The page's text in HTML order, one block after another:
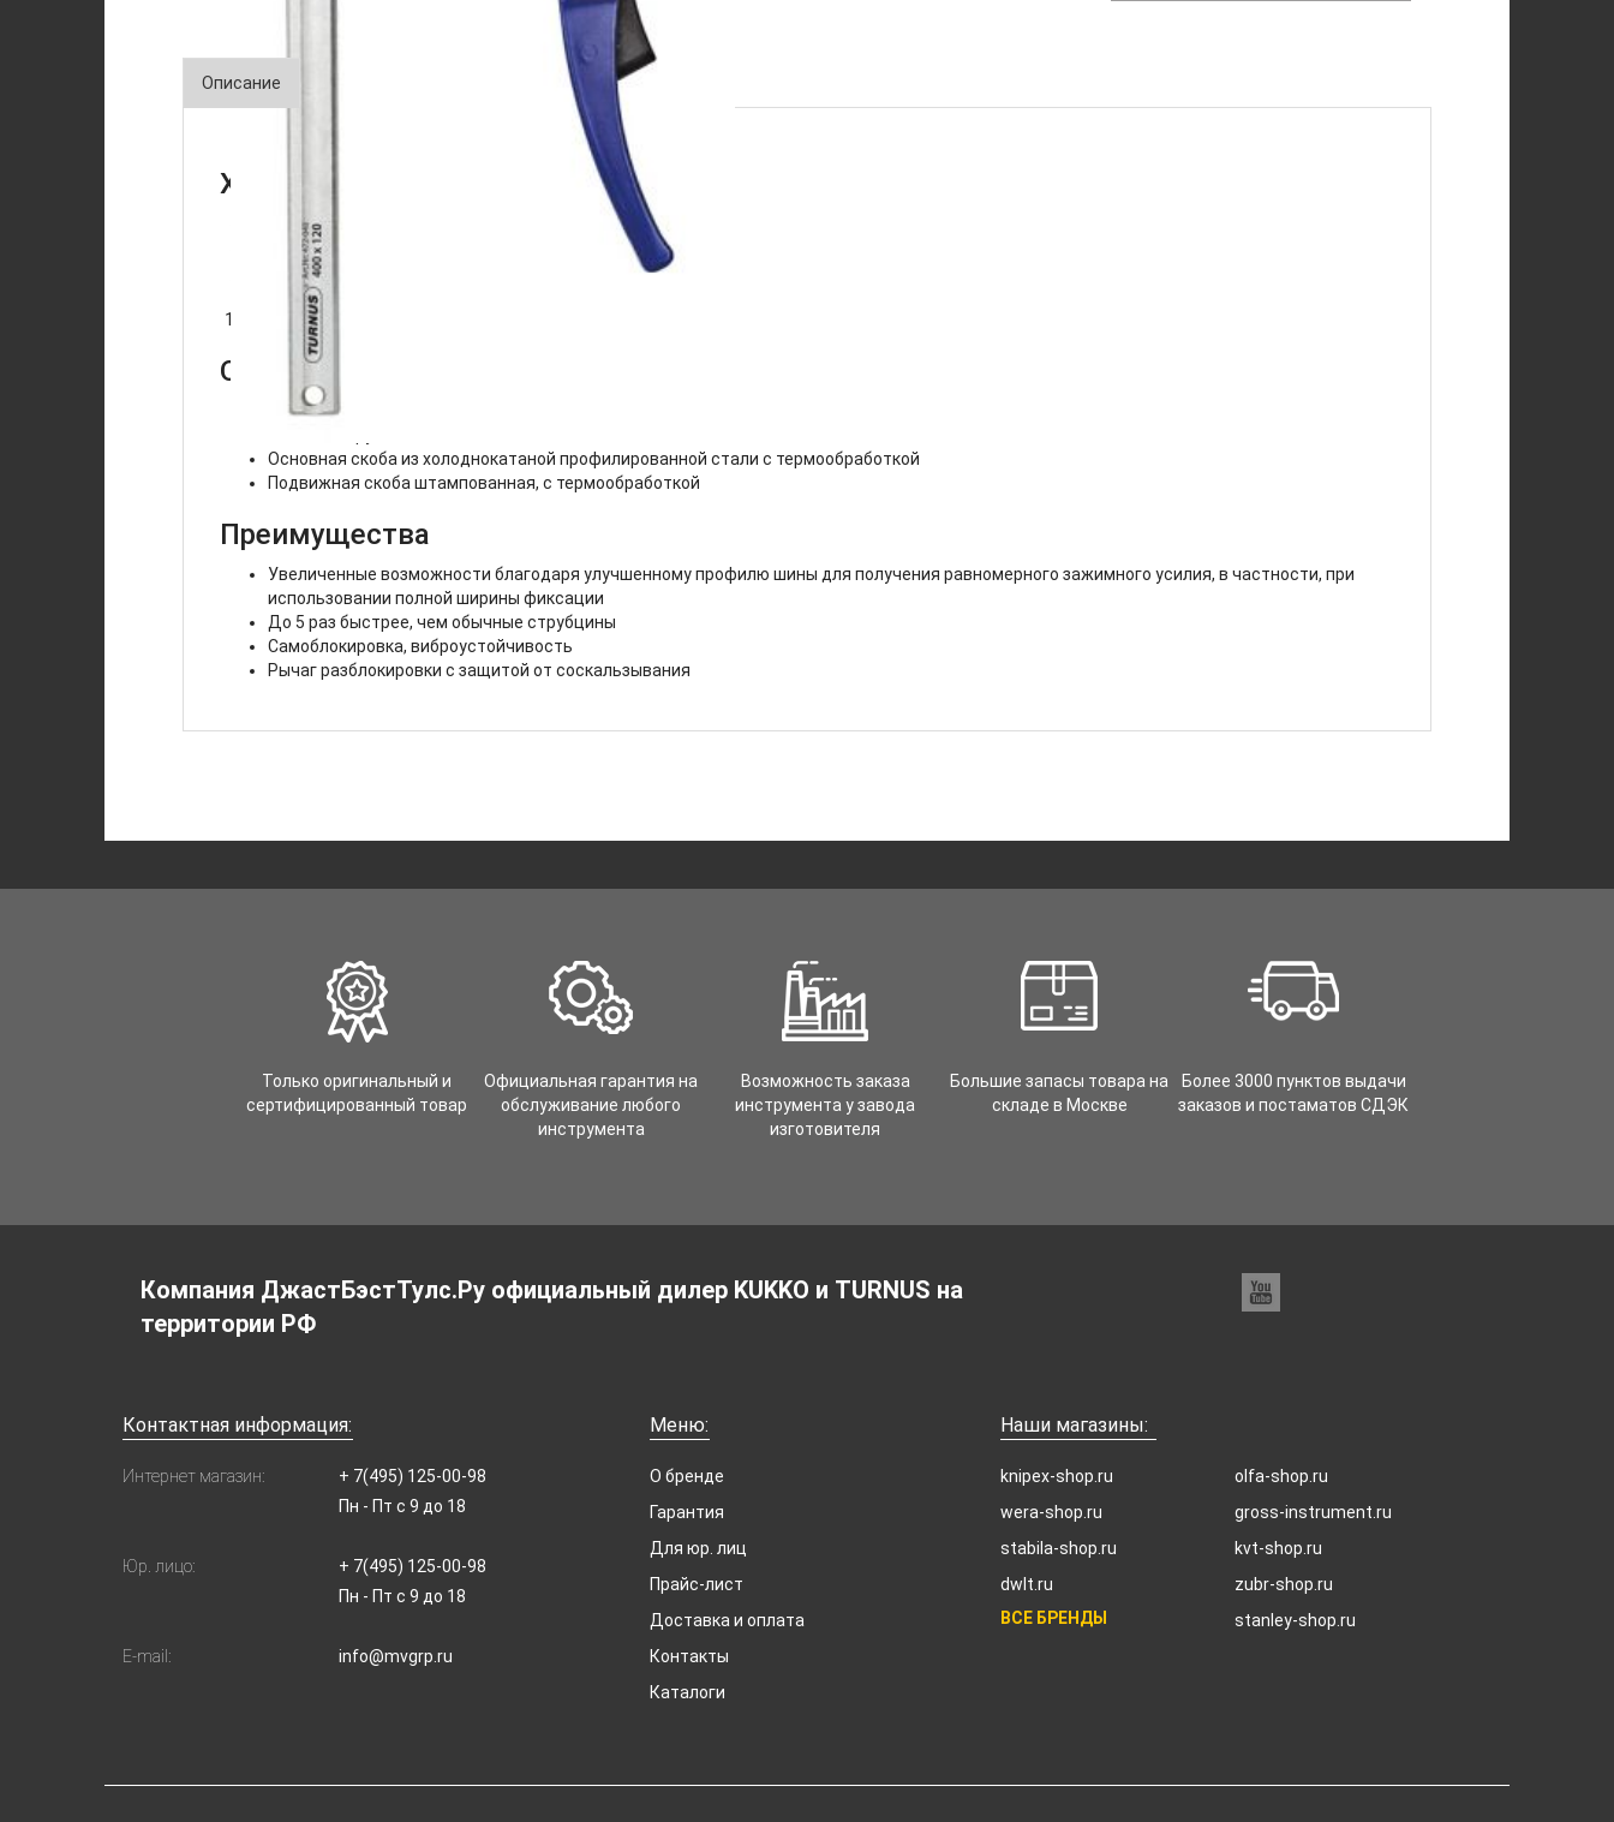
Описание
Характеристики
мм
120 x 60
13.5 x 6.5
Описание
Зажимное усилие до 8000 Н
Основная скоба из холоднокатаной профилированной стали с термообработкой
Подвижная скоба штампованная, с термообработкой
Преимущества
Увеличенные возможности благодаря улучшенному профилю шины для получения равномерного зажимного усилия, в частности, при
использовании полной ширины фиксации
До 5 раз быстрее, чем обычные струбцины
Самоблокировка, виброустойчивость
Рычаг разблокировки с защитой от соскальзывания
Только оригинальный и
сертифицированный товар
Официальная гарантия на
обслуживание любого
инструмента
Возможность заказа
инструмента у завода
изготовителя
Большие запасы товара на
складе в Москве
Более 3000 пунктов выдачи
заказов и постаматов СДЭК
Компания ДжастБэстТулс.Ру официальный дилер KUKKO и TURNUS на
территории РФ
Контактная информация:
Интернет магазин:
+ 7(495) 125-00-98
Пн - Пт с 9 до 18
Юр. лицо:
+ 7(495) 125-00-98
Пн - Пт с 9 до 18
E-mail: info@mvgrp.ru
Меню:
О бренде
Гарантия
Для юр. лиц
Прайс-лист
Доставка и оплата
Контакты
Каталоги
Наши магазины:
knipex-shop.ru
wera-shop.ru
stabila-shop.ru
dwlt.ru
ВСЕ БРЕНДЫ
olfa-shop.ru
gross-instrument.ru
kvt-shop.ru
zubr-shop.ru
stanley-shop.ru